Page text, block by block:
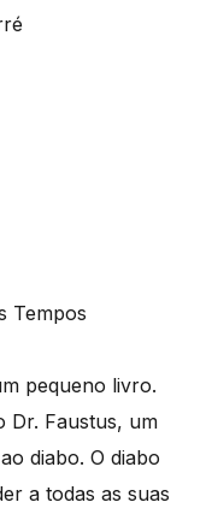
Tempos
pequeno livro.
Dr. Faustus, um
diabo. O diabo
a todas as suas